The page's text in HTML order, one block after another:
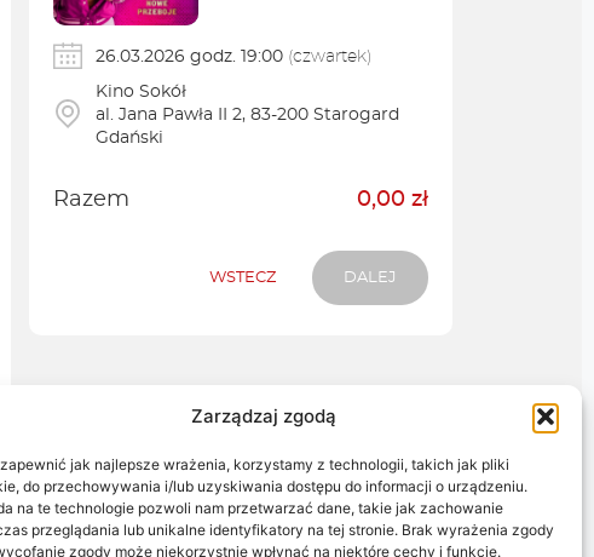
Zarządzaj zgodą
jak najlepsze wrażenia, korzystamy z technologii, takich jak pliki
do przechowywania i/lub uzyskiwania dostępu do informacji o urządzeniu.
na te technologie pozwoli nam przetwarzać dane, takie jak zachowanie
przeglądania lub unikalne identyfikatory na tej stronie. Brak wyrażenia zgody
zgody może niekorzystnie wpłynąć na niektóre cechy i funkcje.